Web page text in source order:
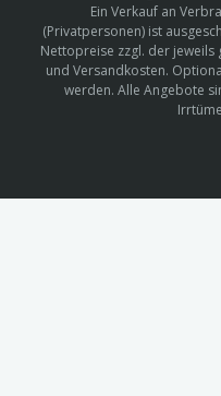
Ein Verkauf an
(Privatpersonen) ist
Nettopreise zzgl. der jeweils
und Versandkosten.
werden. Alle Angebote